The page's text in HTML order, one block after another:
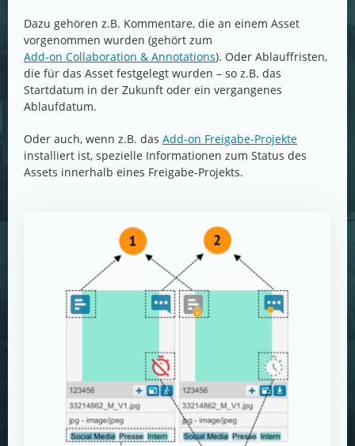
Dazu gehören z.B. Kommentare, die an einem Asset
vorgenommen wurden (gehört zum
Add-on Collaboration & Annotations). Oder Ablauffristen,
die für das Asset festgelegt wurden – so z.B. das
Startdatum in der Zukunft oder ein vergangenes
Ablaufdatum.
Oder auch, wenn z.B. das Add-on Freigabe-Projekte
installiert ist, spezielle Informationen zum Status des
Assets innerhalb eines Freigabe-Projekts.